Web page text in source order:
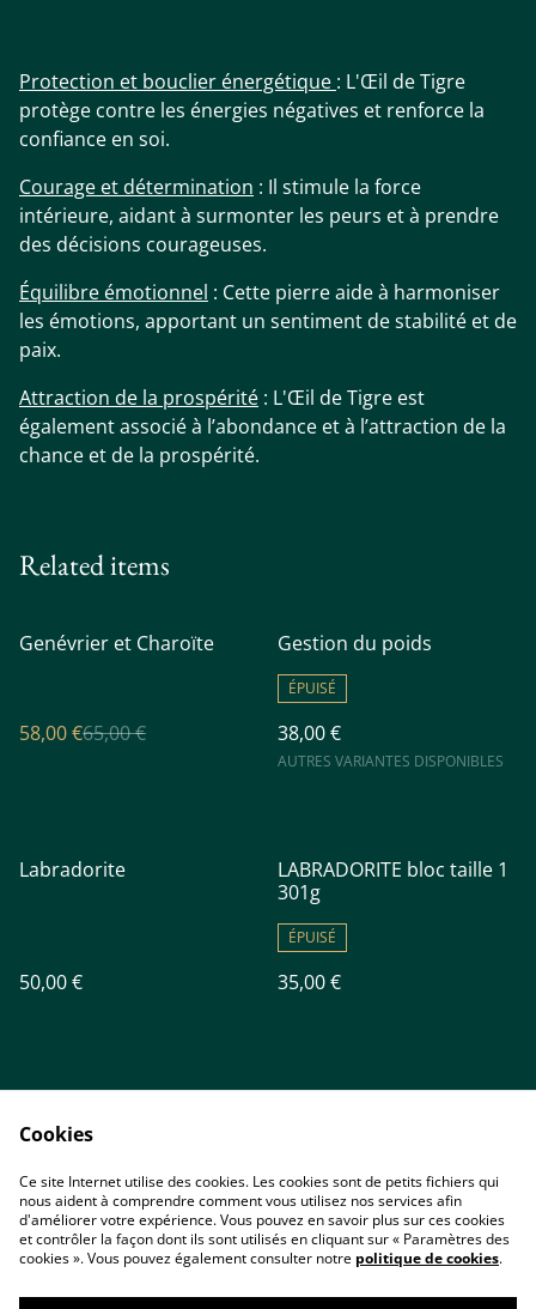
Protection et bouclier énergétique : L'Œil de Tigre
protège contre les énergies négatives et renforce la
confiance en soi.
Courage et détermination : Il stimule la force
intérieure, aidant à surmonter les peurs et à prendre
des décisions courageuses.
Équilibre émotionnel : Cette pierre aide à harmoniser
les émotions, apportant un sentiment de stabilité et de
paix.
Attraction de la prospérité : L'Œil de Tigre est
également associé à l’abondance et à l’attraction de la
chance et de la prospérité.
Related items
%
Genévrier et Charoïte
58,00 €65,00 €
Gestion du poids
ÉPUISÉ
38,00 €
AUTRES VARIANTES DISPONIBLES
Labradorite
50,00 €
LABRADORITE bloc taille 1
301g
ÉPUISÉ
35,00 €
Accueil
Contact
Conditions
Politique de
confidentialité
Cookies
Ce site Internet utilise des cookies. Les cookies sont de petits fichiers qui
nous aident à comprendre comment vous utilisez nos services afin
d'améliorer votre expérience. Vous pouvez en savoir plus sur ces cookies
et contrôler la façon dont ils sont utilisés en cliquant sur « Paramètres des
cookies ». Vous pouvez également consulter notre politique de cookies.